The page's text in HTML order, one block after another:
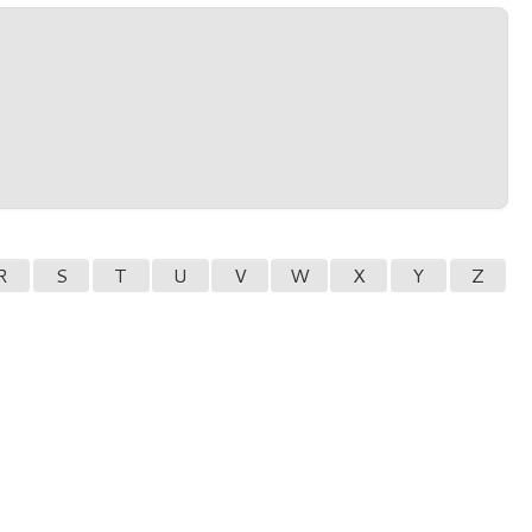
S T U V W X Y Z